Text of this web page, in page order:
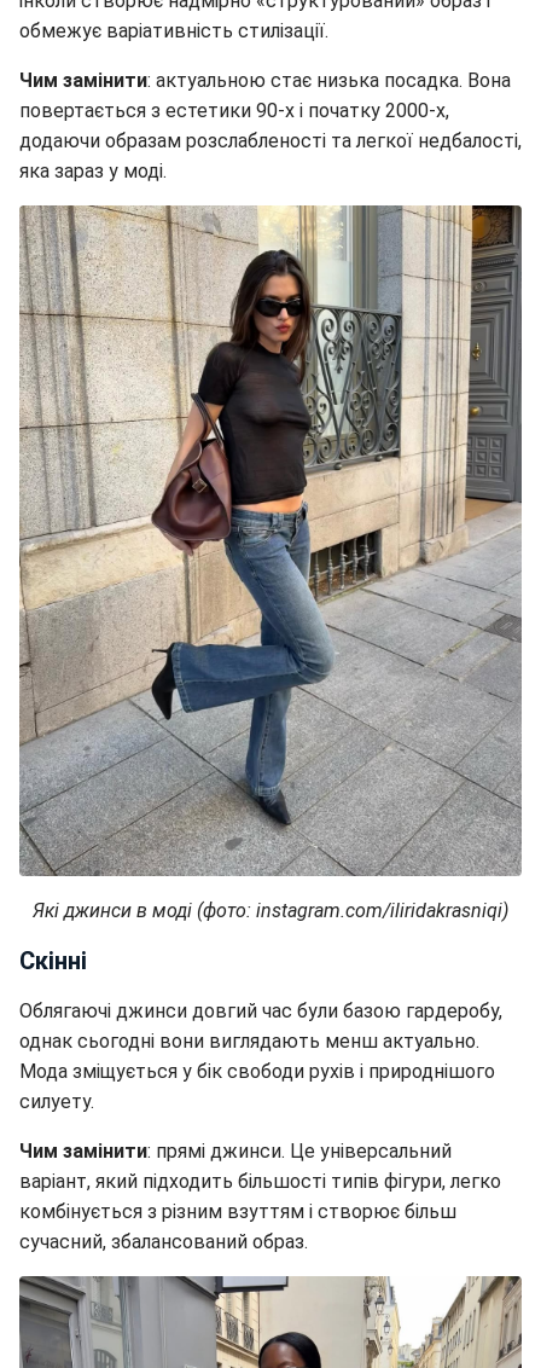
обмежує варіативність стилізації.
Чим замінити: актуальною стає низька посадка. Вона
повертається з естетики 90-х і початку 2000-х,
додаючи образам розслабленості та легкої недбалості,
яка зараз у моді.
Які джинси в моді (фото: instagram.com/iliridakrasniqi)
Скінні
Облягаючі джинси довгий час були базою гардеробу,
однак сьогодні вони виглядають менш актуально.
Мода зміщується у бік свободи рухів і природнішого
силуету.
Чим замінити: прямі джинси. Це універсальний
варіант, який підходить більшості типів фігури, легко
комбінується з різним взуттям і створює більш
сучасний, збалансований образ.